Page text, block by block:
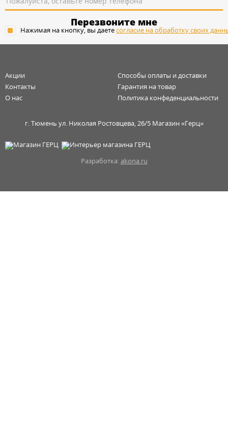
Перезвоните мне
Нажимая на кнопку, вы даетесогласие на обработку своих
Акции
Контакты
О нас
Способы оплаты и доставки
Гарантия на товар
Политика конфеденциальности
г. Тюмень ул. Николая Ростовцева, 26/5 Магазин «Герц»
Разработка:akona.ru